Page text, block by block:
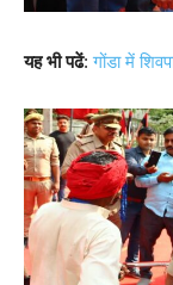
यह भी पढें:गोंडा में